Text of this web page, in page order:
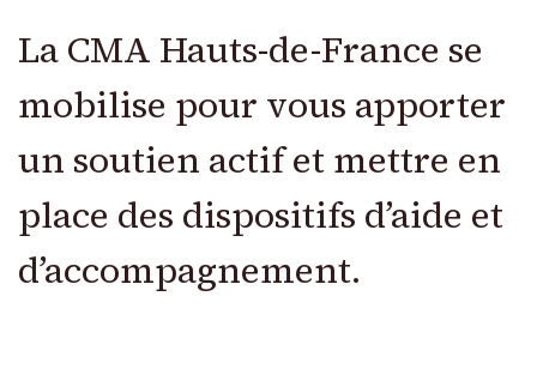
La CMA Hauts-de-France se
mobilise pour vous apporter
un soutien actif et mettre en
place des dispositifs d’aide et
d’accompagnement.